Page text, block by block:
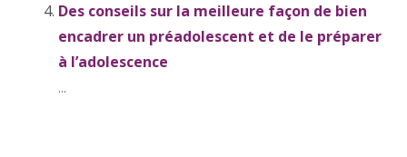
Des conseils sur la meilleure façon de bien
encadrer un préadolescent et de le préparer
à l’adolescence
...